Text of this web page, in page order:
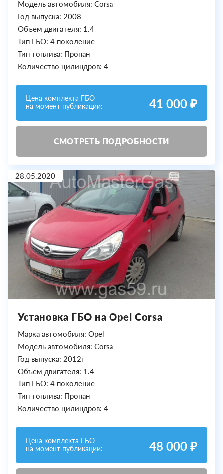
Модель автомобиля: Corsa
Год выпуска: 2008
Объем двигателя: 1.4
Тип ГБО: 4 поколение
Тип топлива: Пропан
Количество цилиндров: 4
Цена комплекта ГБО
на момент публикации:
41 000 ₽
СМОТРЕТЬ ПОДРОБНОСТИ
28.05.2020
Установка ГБО на Opel Corsa
Марка автомобиля: Opel
Модель автомобиля: Corsa
Год выпуска: 2012г
Объем двигателя: 1.4
Тип ГБО: 4 поколение
Тип топлива: Пропан
Количество цилиндров: 4
Цена комплекта ГБО
на момент публикации:
48 000 ₽